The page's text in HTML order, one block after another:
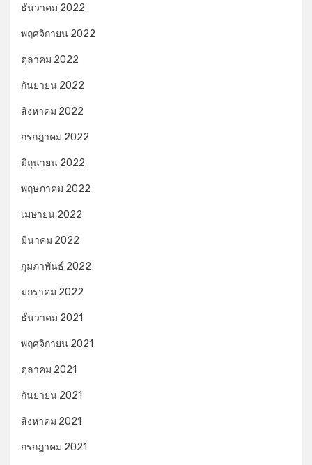
ธันวาคม 2022
พฤศจิกายน 2022
ตุลาคม 2022
กันยายน 2022
สิงหาคม 2022
กรกฎาคม 2022
มิถุนายน 2022
พฤษภาคม 2022
เมษายน 2022
มีนาคม 2022
กุมภาพันธ์ 2022
มกราคม 2022
ธันวาคม 2021
พฤศจิกายน 2021
ตุลาคม 2021
กันยายน 2021
สิงหาคม 2021
กรกฎาคม 2021